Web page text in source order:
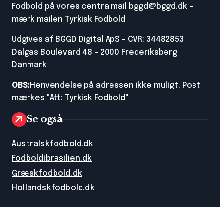
Fodbold på vores centralmail bggd@bggd.dk -
mærk mailen Tyrkisk Fodbold
Udgives af BGGD Digital ApS - CVR: 34482853
Dalgas Boulevard 48 - 2000 Frederiksberg
Danmark
OBS:Henvendelse på adressen ikke muligt. Post
mærkes "Att: Tyrkisk Fodbold"
Se også
Australskfodbold.dk
Fodboldibrasilien.dk
Græskfodbold.dk
Hollandskfodbold.dk